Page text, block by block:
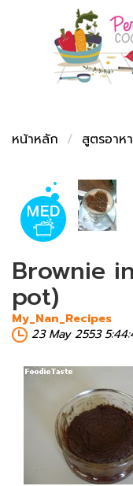
เปรียบเทียบ
เปรียบเทียบ
เปรียบเทียบ
สร้าง
หน้าหลัก
สูตรอาห
Brownie
pot)
My_Nan_Recipes
23 May 2553